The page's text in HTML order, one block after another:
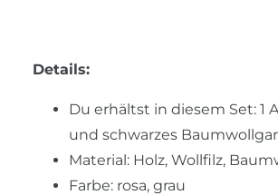
Details:
Du erhältst in diesem Set: 1
und schwarzes
Material: Holz, Wollfilz,
Farbe: rosa, grau